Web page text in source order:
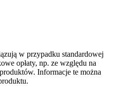
w przypadku standardowej
opłaty, np. ze względu na
Informacje te można